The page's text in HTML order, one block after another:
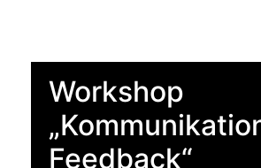
Workshop
Feedback“